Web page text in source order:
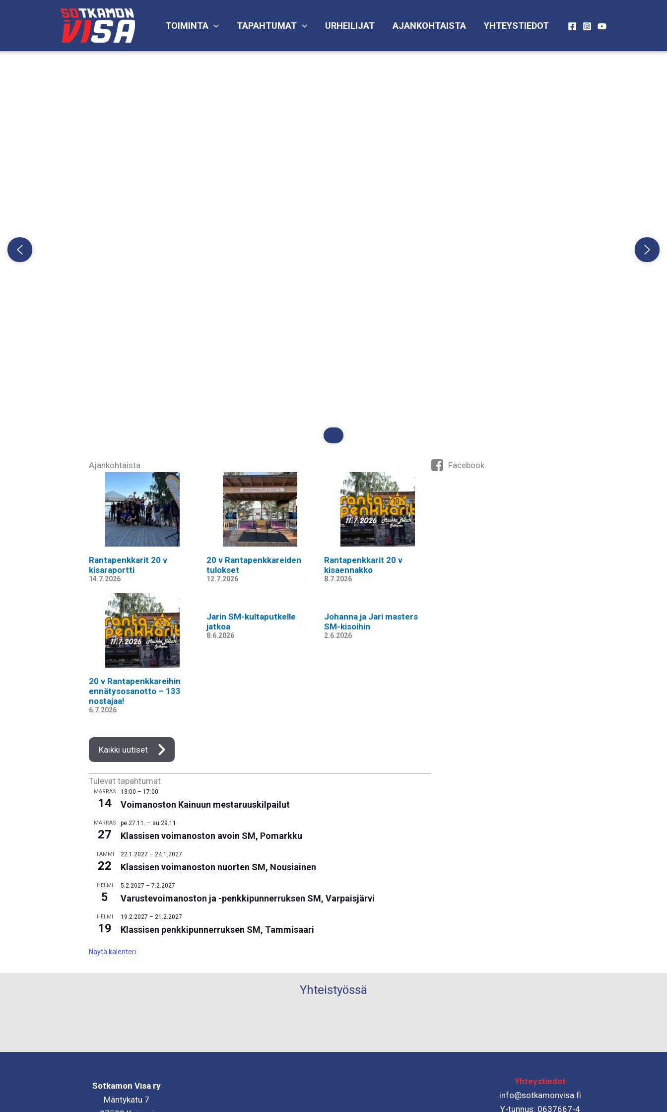
TOIMINTA TAPAHTUMAT URHEILIJAT AJANKOHTAISTA YHTEYSTIEDOT
Ajankohtaista
Rantapenkkarit 20 v
kisaraportti
14.7.2026
20 v Rantapenkkareiden
tulokset
12.7.2026
Rantapenkkarit 20 v
kisaennakko
8.7.2026
20 v Rantapenkkareihin
ennätysosanotto – 133
nostajaa!
6.7.2026
Jarin SM-kultaputkelle
jatkoa
8.6.2026
Johanna ja Jari masters
SM-kisoihin
2.6.2026
Kaikki uutiset
Tulevat tapahtumat
MARRAS
14
13:00 – 17:00
Voimanoston Kainuun mestaruuskilpailut
MARRAS
27
pe 27.11. – su 29.11.
Klassisen voimanoston avoin SM, Pomarkku
TAMMI
22
22.1.2027 – 24.1.2027
Klassisen voimanoston nuorten SM, Nousiainen
HELMI
5
5.2.2027 – 7.2.2027
Varustevoimanoston ja -penkkipunnerruksen SM, Varpaisjärvi
HELMI
19
19.2.2027 – 21.2.2027
Klassisen penkkipunnerruksen SM, Tammisaari
Näytä kalenteri
Facebook
Yhteistyössä
Sotkamon Visa ry
Mäntykatu 7
Yhteystiedot
info@sotkamonvisa.fi
Y-tunnus: 0637667-4